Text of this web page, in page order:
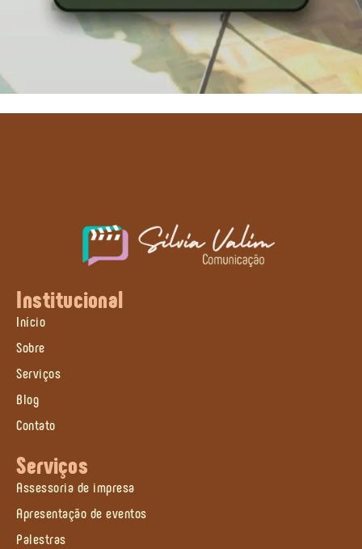
Institucional
Início
Sobre
Serviços
Blog
Contato
Serviços
Assessoria de impresa
Apresentação de eventos
Palestras